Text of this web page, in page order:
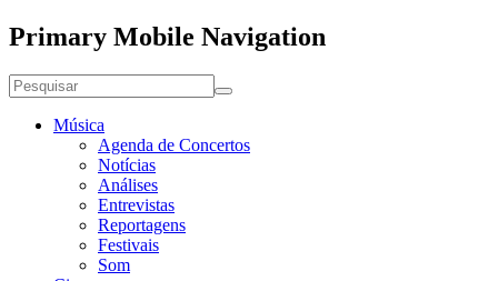
Primary Mobile Navigation
Música
Agenda de Concertos
Notícias
Análises
Entrevistas
Reportagens
Festivais
Som